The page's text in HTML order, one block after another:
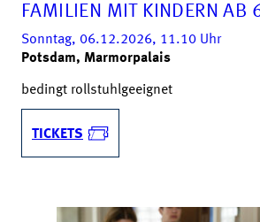
FAMILIEN MIT KINDERN AB
Sonntag, 06.12.2026, 11.10 Uhr
Potsdam, Marmorpalais
bedingt rollstuhlgeeignet
TICKETS